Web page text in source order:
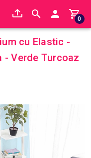
0
cu Elastic -
- Verde Turcoaz